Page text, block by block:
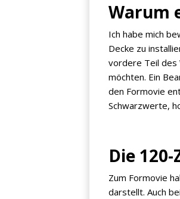
Warum
Ich habe mich
Decke zu
vordere Teil des
möchten. Ein
den Formovie
Schwarzwerte,
Die
Zum Formovie
darstellt. Auch
KEINE
VERPASSEN